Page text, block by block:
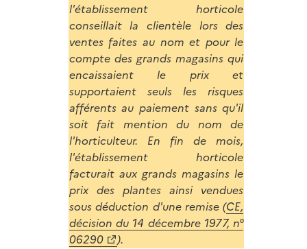
l'établissement horticole
conseillait la clientèle lors des
ventes faites au nom et pour le
compte des grands magasins qui
encaissaient le prix et
supportaient seuls les risques
afférents au paiement sans qu'il
soit fait mention du nom de
l'horticulteur. En fin de mois,
l'établissement horticole
facturait aux grands magasins le
prix des plantes ainsi vendues
sous déduction d'une remise (CE,
décision du 14 décembre 1977, n°
06290
).